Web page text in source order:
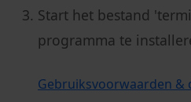
Start het bestand
programma te
Gebruiksvoorwaarden &